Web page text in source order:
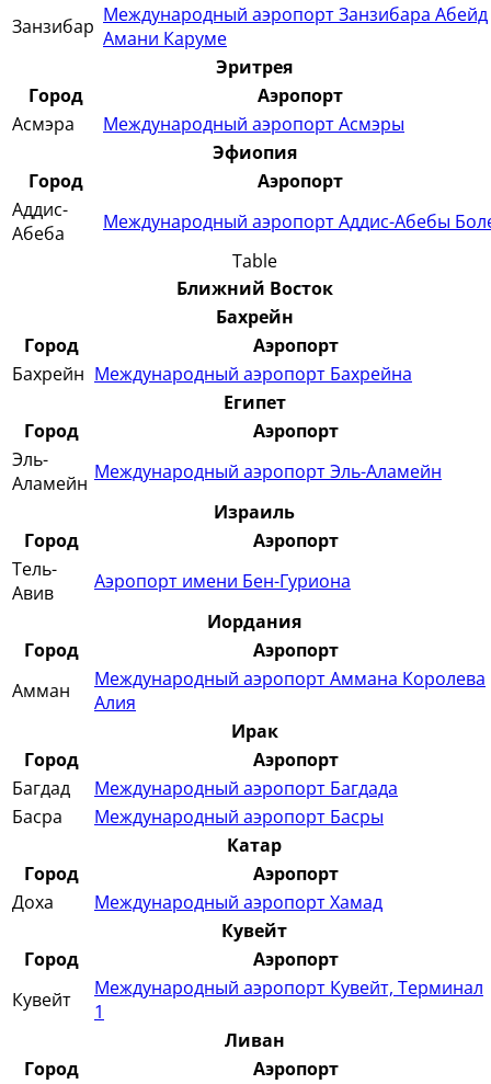
Занзибар Международный аэропорт Занзибара Абейд
Амани Каруме
Эритрея
Город
Аэропорт
Асмэра
Международный аэропорт Асмэры
Эфиопия
Город
Аэропорт
Аддис-
Абеба
Международный аэропорт Аддис-Абебы
Table
Ближний Восток
Бахрейн
Город
Аэропорт
Бахрейн Международный аэропорт Бахрейна
Египет
Город
Аэропорт
Эль-
Аламейн Международный аэропорт Эль-Аламейн
Израиль
Город
Аэропорт
Тель-
Авив
Аэропорт имени Бен-Гуриона
Иордания
Город
Аэропорт
Амман
Международный аэропорт Аммана Королева
Алия
Ирак
Город
Аэропорт
Багдад
Международный аэропорт Багдада
Басра
Международный аэропорт Басры
Катар
Город
Аэропорт
Доха
Международный аэропорт Хамад
Кувейт
Город
Аэропорт
Кувейт
Международный аэропорт Кувейт, Терминал
1
Ливан
Город
Аэропорт